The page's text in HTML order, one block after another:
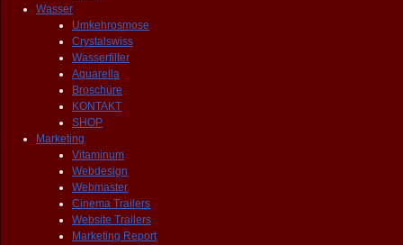
Wasser
Umkehrosmose
Crystalswiss
Wasserfilter
Aquarella
Broschüre
KONTAKT
SHOP
Marketing
Vitaminum
Webdesign
Webmaster
Cinema Trailers
Website Trailers
Marketing Report